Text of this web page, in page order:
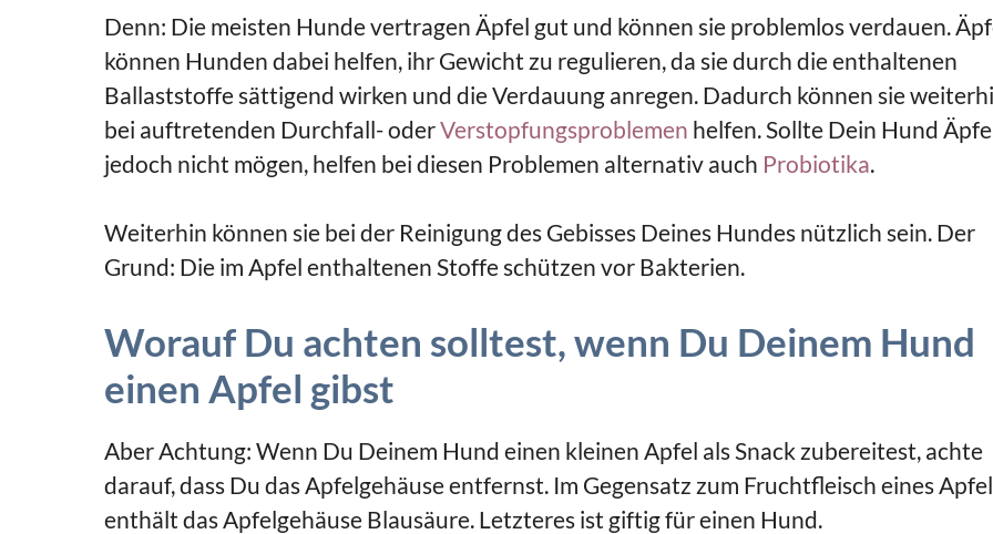
Denn: Die meisten Hunde vertragen Äpfel gut und können sie problemlos verdauen.
können Hunden dabei helfen, ihr Gewicht zu regulieren, da sie durch die enthaltenen
Ballaststoffe sättigend wirken und die Verdauung anregen. Dadurch können sie
bei auftretenden Durchfall- oderVerstopfungsproblemen helfen. Sollte Dein Hund
jedoch nicht mögen, helfen bei diesen Problemen alternativ auch Probiotika.
Weiterhin können sie bei der Reinigung des Gebisses Deines Hundes nützlich sein. Der
Grund: Die im Apfel enthaltenen Stoffe schützen vor Bakterien.
Worauf Du achten solltest, wenn Du Deinem Hund
einen Apfel gibst
Aber Achtung: Wenn Du Deinem Hund einen kleinen Apfel als Snack zubereitest, achte
darauf, dass Du das Apfelgehäuse entfernst. Im Gegensatz zum Fruchtfleisch eines
enthält das Apfelgehäuse Blausäure. Letzteres ist giftig für einen Hund.